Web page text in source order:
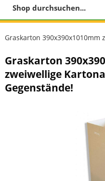
Graskarton
Graskarton
zweiwellige
Gegenstände!